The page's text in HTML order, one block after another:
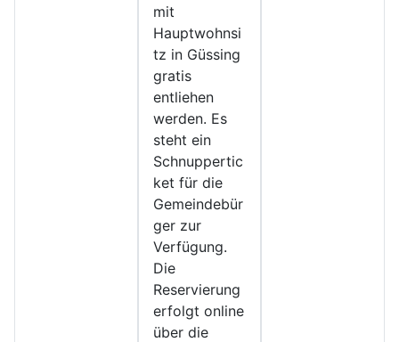
mit
Hauptwohnsi
tz in Güssing
gratis
entliehen
werden. Es
steht ein
Schnuppertic
ket für die
Gemeindebür
ger zur
Verfügung.
Die
Reservierung
erfolgt online
über die